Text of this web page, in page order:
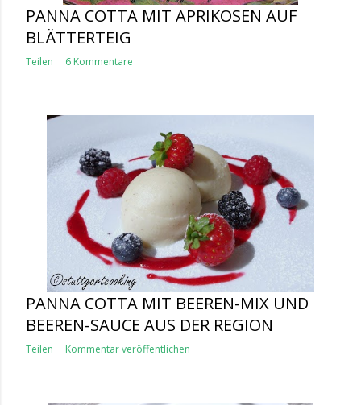
PANNA COTTA MIT APRIKOSEN AUF
BLÄTTERTEIG
Teilen 6 Kommentare
PANNA COTTA MIT BEEREN-MIX UND
BEEREN-SAUCE AUS DER REGION
Teilen Kommentar veröffentlichen